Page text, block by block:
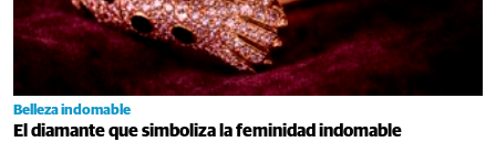
Belleza indomable
El diamante que simboliza la feminidad indomable